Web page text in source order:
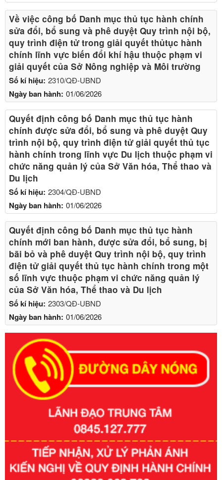
Số kí hiệu: 2310/QĐ-UBND
Ngày ban hành: 01/06/2026
Về việc công bố Danh mục thủ tục hành chính
sửa đổi, bổ sung và phê duyệt Quy trình nội bộ,
quy trình điện tử trong giải quyết thủtục hành
chính lĩnh vực biến đổi khí hậu thuộc phạm vi
giải quyết của Sở Nông nghiệp và Môi trường
Số kí hiệu: 2304/QĐ-UBND
Ngày ban hành: 01/06/2026
Quyết định công bố Danh mục thủ tục hành
chính được sửa đổi, bổ sung và phê duyệt Quy
trình nội bộ, quy trình điện tử giải quyết thủ tục
hành chính trong lĩnh vực Du lịch thuộc phạm vi
chức năng quản lý của Sở Văn hóa, Thể thao và
Du lịch
Số kí hiệu: 2303/QĐ-UBND
Ngày ban hành: 01/06/2026
Quyết định công bố Danh mục thủ tục hành
chính mới ban hành, được sửa đổi, bổ sung, bị
bãi bỏ và phê duyệt Quy trình nội bộ, quy trình
điện tử giải quyết thủ tục hành chính trong một
số lĩnh vực thuộc phạm vi chức năng quản lý
của Sở Văn hóa, Thể thao và Du lịch